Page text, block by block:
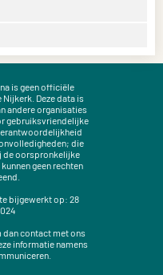
is geen officiële
Deze data is
andere organisaties
gebruiksvriendelijke
die
de oorspronkelijke
geen rechten
bijgewerkt op: 28
dan contact met ons
informatie namens